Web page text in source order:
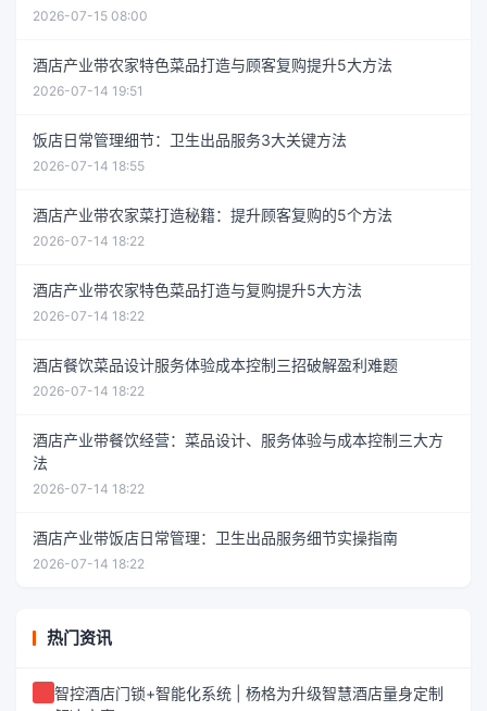
2026-07-15 08:00
酒店产业带农家特色菜品打造与顾客复购提升5大方法
2026-07-14 19:51
饭店日常管理细节：卫生出品服务3大关键方法
2026-07-14 18:55
酒店产业带农家菜打造秘籍：提升顾客复购的5个方法
2026-07-14 18:22
酒店产业带农家特色菜品打造与复购提升5大方法
2026-07-14 18:22
酒店餐饮菜品设计服务体验成本控制三招破解盈利难题
2026-07-14 18:22
酒店产业带餐饮经营：菜品设计、服务体验与成本控制三大方
法
2026-07-14 18:22
酒店产业带饭店日常管理：卫生出品服务细节实操指南
2026-07-14 18:22
热门资讯
智控酒店门锁+智能化系统 | 杨格为升级智慧酒店量身定制